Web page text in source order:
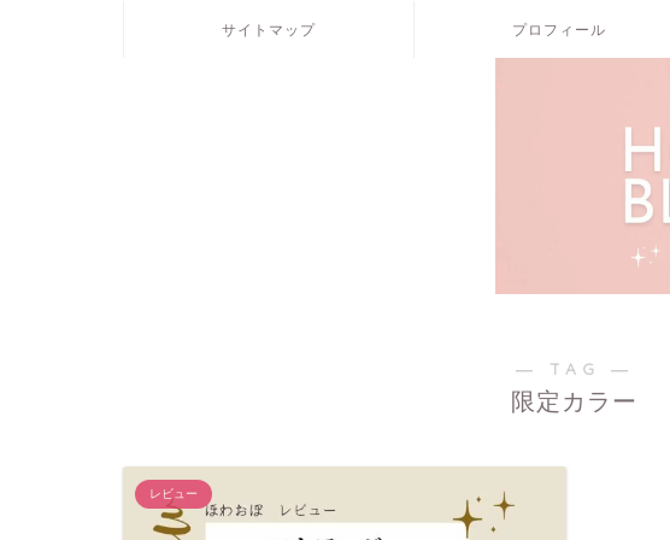
サイトマップ プロフィール
― TAG ―
限定カラー
レビュー